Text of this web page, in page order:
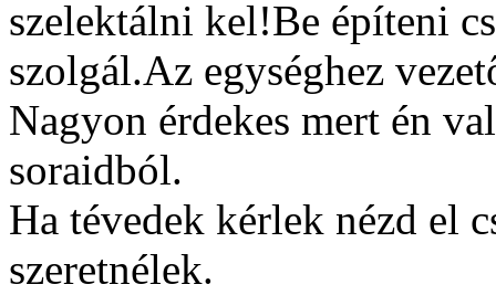
szelektálni kel!Be építeni
szolgál.Az egységhez
Nagyon érdekes mert én
soraidból.
Ha tévedek kérlek nézd el
szeretnélek.